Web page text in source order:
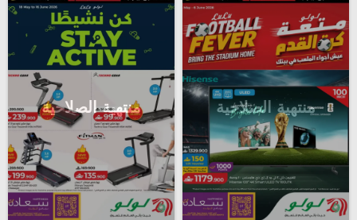
منتهية الصلاحية منتهية الصلاحية